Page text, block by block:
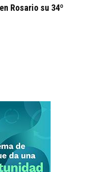
Rosario su 34º